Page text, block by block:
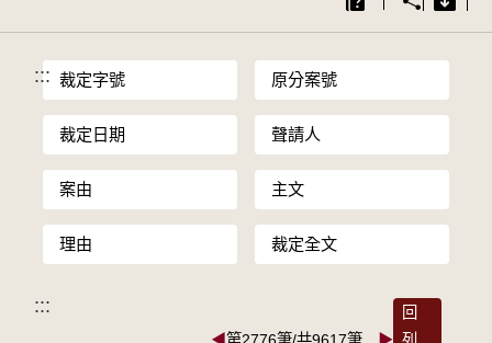
::: 裁定字號 原分案號
裁定日期 聲請人
案由 主文
理由 裁定全文
:::
回